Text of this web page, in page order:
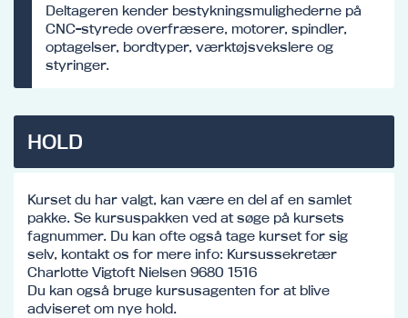
Deltageren kender bestykningsmulighederne på
CNC-styrede overfræsere, motorer, spindler,
optagelser, bordtyper, værktøjsvekslere og
styringer.
HOLD
Kurset du har valgt, kan være en del af en samlet
pakke. Se kursuspakken ved at søge på kursets
fagnummer. Du kan ofte også tage kurset for sig
selv, kontakt os for mere info: Kursussekretær
Charlotte Vigtoft Nielsen 9680 1516
Du kan også bruge kursusagenten for at blive
adviseret om nye hold.